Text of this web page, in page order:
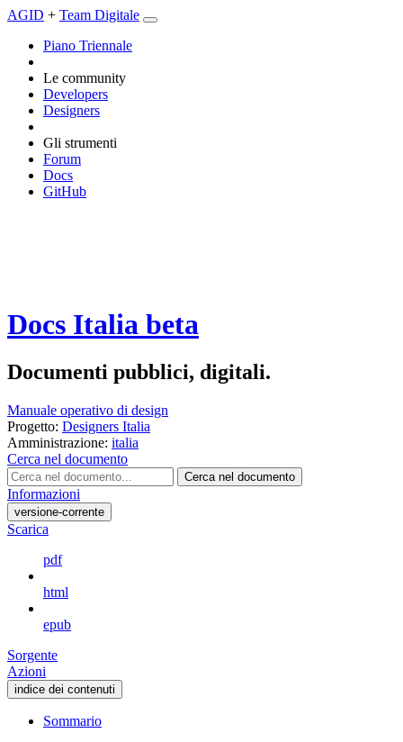
AGID + Team Digitale
Piano Triennale
Le community
Developers
Designers
Gli strumenti
Forum
Docs
GitHub
Docs Italia beta
Documenti pubblici, digitali.
Manuale operativo di design
Progetto: Designers Italia
Amministrazione: italia
Cerca nel documento
Cerca nel documento
Informazioni
versione-corrente
Scarica
pdf
html
epub
Sorgente
Azioni
indice dei contenuti
Sommario